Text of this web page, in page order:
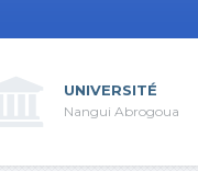
UNIVERSITÉ
Nangui Abrogoua